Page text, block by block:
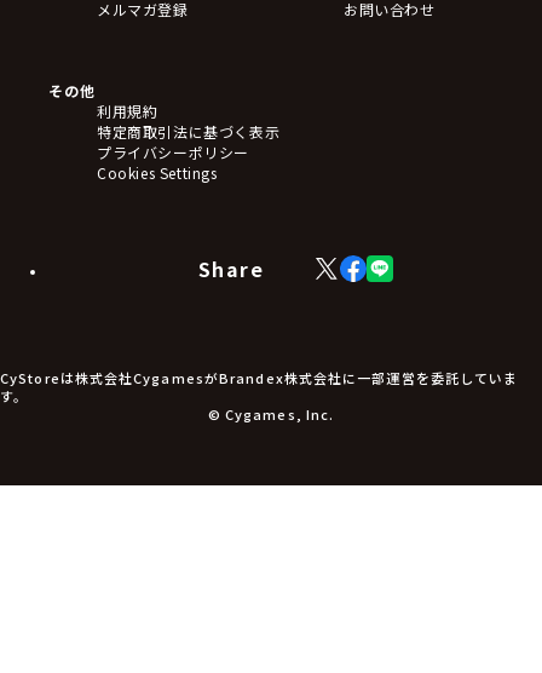
キーホルダー・ストラップ
ステッカー・シール・カード
タペストリー・ポスター
アームサポーター
ブレードホルダー
食品・飲料品
アパレル小物
アクセサリー
メルマガ登録
お問い合わせ
その他
利用規約
特定商取引法に基づく表示
プライバシーポリシー
Cookies Settings
Share
X
(Twitter)
Facebook
LINE
CyStoreは株式会社CygamesがBrandex株式会社に一部運営を委託していま
す。
© Cygames, Inc.